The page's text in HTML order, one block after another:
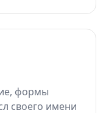
формы
своего имени